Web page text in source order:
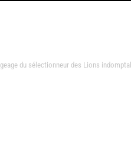
du sélectionneur des Lions